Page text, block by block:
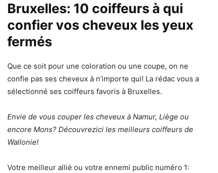
Bruxelles: 10 coiffeurs à qui
confier vos cheveux les yeux
fermés
Que ce soit pour une coloration ou une coupe, on ne
confie pas ses cheveux à n’importe qui! La rédac vous a
sélectionné ses coiffeurs favoris à Bruxelles.
Envie de vous couper les cheveux à Namur, Liège ou
encore Mons? Découvrezici les meilleurs coiffeurs de
Wallonie!
Votre meilleur allié ou votre ennemi public numéro 1: